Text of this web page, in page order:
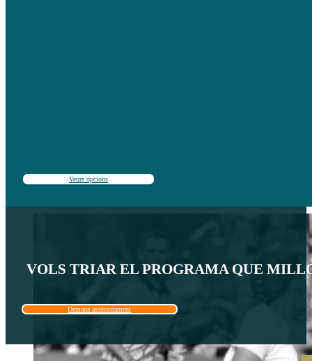
Veure opcions
VOLS TRIAR EL PROGRAMA QUE
Demana assessorament